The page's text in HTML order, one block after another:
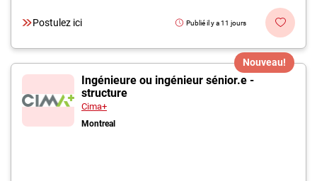
Postulez ici Publié il y a 11 jours
Nouveau!
Ingénieure ou ingénieur sénior.e -
structure
Cima+
Montreal